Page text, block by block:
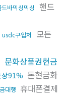
드바믹싱믹싱
핸드
usdc구입처
모든
문화상품권현금
상91% 돈현금화
대행 휴대폰결제